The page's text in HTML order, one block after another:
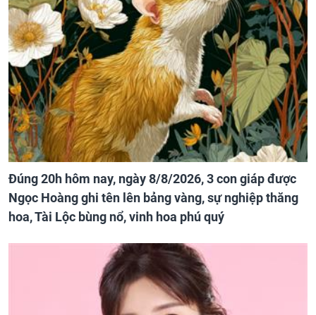
Đúng 20h hôm nay, ngày 8/8/2026, 3 con giáp được
Ngọc Hoàng ghi tên lên bảng vàng, sự nghiệp thăng
hoa, Tài Lộc bùng nổ, vinh hoa phú quý